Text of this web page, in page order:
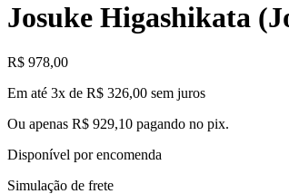
Josuke Higashikata
R$ 978,00
Em até 3x de R$ 326,00 sem juros
Ou apenas R$ 929,10 pagando no pix.
Disponível por encomenda
Simulação de frete